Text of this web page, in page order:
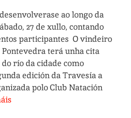
ao longo da
27 de xullo, contando
participantes O vindeiro
Pontevedra terá unha cita
río da cidade como
edición da Travesía a
polo Club Natación